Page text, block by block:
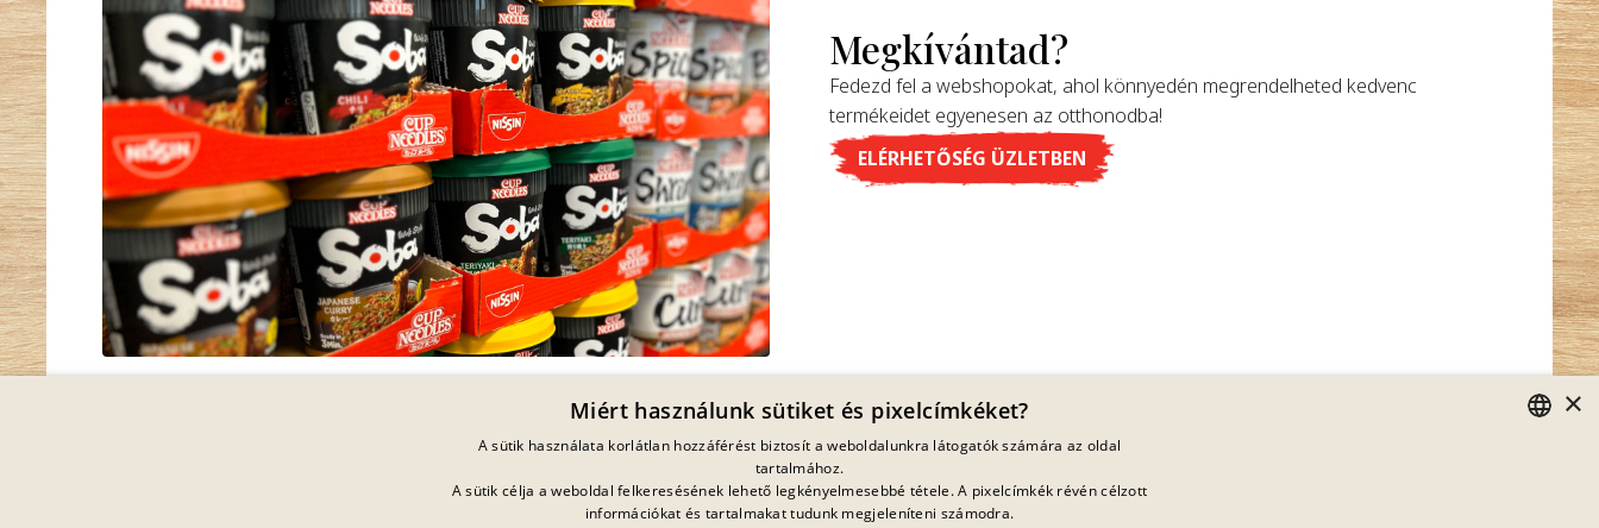
Megkívántad?
Fedezd fel a webshopokat, ahol könnyedén megrendelheted kedvenc
termékeidet egyenesen az otthonodba!
ELÉRHETŐSÉG ÜZLETBEN
×
Miért használunk sütiket és pixelcímkéket?
A sütik használata korlátlan hozzáférést biztosít a weboldalunkra látogatók számára az oldal
tartalmához.
A sütik célja a weboldal felkeresésének lehető legkényelmesebbé tétele. A pixelcímkék révén célzott
információkat és tartalmakat tudunk megjeleníteni számodra.